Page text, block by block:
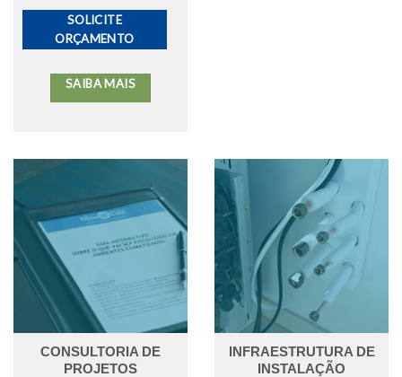
SOLICITE
ORÇAMENTO
SAIBA MAIS
CONSULTORIA DE
PROJETOS
INFRAESTRUTURA DE
INSTALAÇÃO